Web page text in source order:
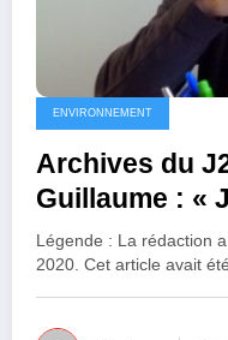
ENVIRONNEMENT
Archives du J2R :
Guillaume : «
porte
naturelle du
Légende : La rédaction
2020. Cet article avait